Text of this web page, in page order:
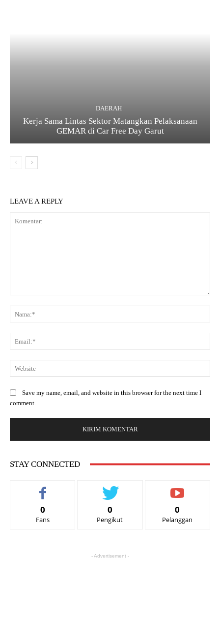
DAERAH
Kerja Sama Lintas Sektor Matangkan Pelaksanaan
GEMAR di Car Free Day Garut
LEAVE A REPLY
Save my name, email, and website in this browser for the next time I
comment.
STAY CONNECTED
0
Fans
0
Pengikut
0
Pelanggan
- Advertisement -